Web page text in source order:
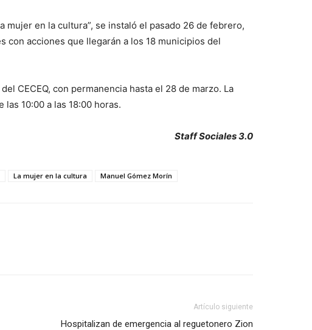
mujer en la cultura”, se instaló el pasado 26 de febrero,
con acciones que llegarán a los 18 municipios del
CECEQ, con permanencia hasta el 28 de marzo. La
10:00 a las 18:00 horas.
Staff Sociales 3.0
La mujer en la cultura Manuel Gómez Morín
Artículo siguiente
Hospitalizan de emergencia al reguetonero Zion